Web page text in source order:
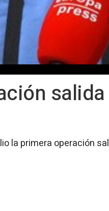
la primera operación